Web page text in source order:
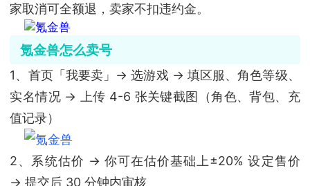
家取消可全额退，卖家不扣违约金。
氪金兽怎么卖号
1、首页「我要卖」→ 选游戏 → 填区服、角色等级、
实名情况 → 上传 4-6 张关键截图（角色、背包、充
值记录）
2、系统估价 → 你可在估价基础上±20% 设定售价
→ 提交后 30 分钟内审核